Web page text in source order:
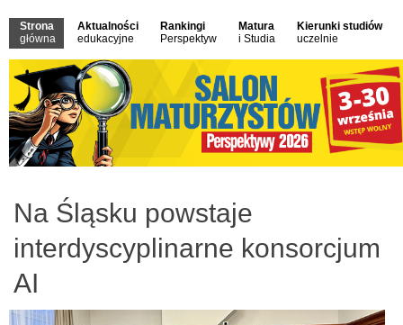
Strona
główna
Aktualności
edukacyjne
Rankingi
Perspektyw
Matura
i Studia
Kierunki studiów
uczelnie
Na Śląsku powstaje
interdyscyplinarne konsorcjum
AI